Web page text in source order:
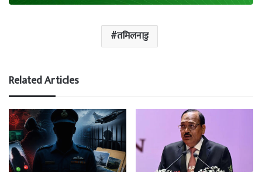
तमिलनाडु
Related Articles